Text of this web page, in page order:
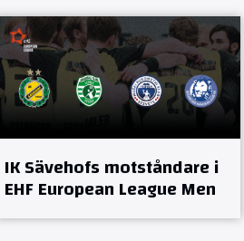
IK Sävehofs motståndare i
EHF European League Men